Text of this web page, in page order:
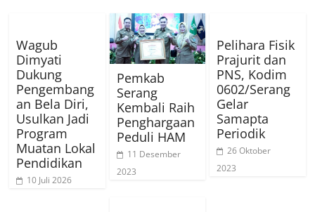
Wagub
Dimyati
Dukung
Pengembang
an Bela Diri,
Usulkan Jadi
Program
Muatan Lokal
Pendidikan
10 Juli 2026
Pemkab
Serang
Kembali Raih
Penghargaan
Peduli HAM
11 Desember
2023
Pelihara Fisik
Prajurit dan
PNS, Kodim
0602/Serang
Gelar
Samapta
Periodik
26 Oktober
2023